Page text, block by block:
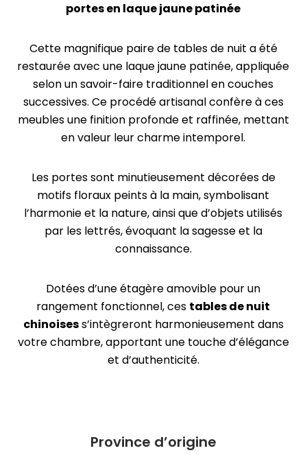
portes en laque jaune patinée
Cette magnifique paire de tables de nuit a été
restaurée avec une laque jaune patinée, appliquée
selon un savoir-faire traditionnel en couches
successives. Ce procédé artisanal confère à ces
meubles une finition profonde et raffinée, mettant
en valeur leur charme intemporel.
Les portes sont minutieusement décorées de
motifs floraux peints à la main, symbolisant
l’harmonie et la nature, ainsi que d’objets utilisés
par les lettrés, évoquant la sagesse et la
connaissance.
Dotées d’une étagère amovible pour un
rangement fonctionnel, ces tables de nuit
chinoisess’intègreront harmonieusement dans
votre chambre, apportant une touche d’élégance
et d’authenticité.
Province d’origine